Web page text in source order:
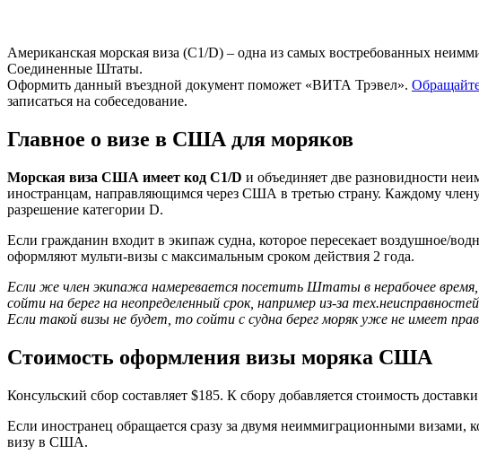
Американская морская виза (C1/D) – одна из самых востребованных
Соединенные Штаты.
Оформить данный въездной документ поможет «ВИТА Трэвел».
записаться на собеседование.
Главное о визе в США для моряков
Морская виза США имеет код C1/D и объединяет две разновидности
иностранцам, направляющимся через США в третью страну. Каждому
разрешение категории D.
Если гражданин входит в экипаж судна, которое пересекает воздушное/
оформляют мульти-визы с максимальным сроком действия 2 года.
Если же член экипажа намеревается посетить Штаты в нерабочее
сойти на берег на неопределенный срок, например из-за
Если такой визы не будет, то сойти с судна берег моряк уже не имеет
Стоимость оформления визы моряка США
Консульский сбор составляет $185. К сбору добавляется стоимость
Если иностранец обращается сразу за двумя неиммиграционными визами,
визу в США.